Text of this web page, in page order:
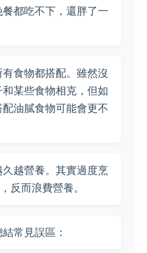
都吃不下，還胖了一
食物都搭配。雖然沒
某些食物相克，但如
油膩食物可能會更不
越營養。其實過度烹
反而浪費營養。
常見誤區：